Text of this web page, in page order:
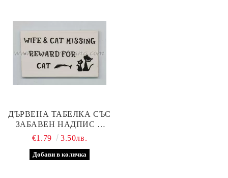
ДЪРВЕНА ТАБЕЛКА СЪС
ЗАБАВЕН НАДПИС И
МАГНИТ, МОДЕЛ
€1.79 3.50лв.